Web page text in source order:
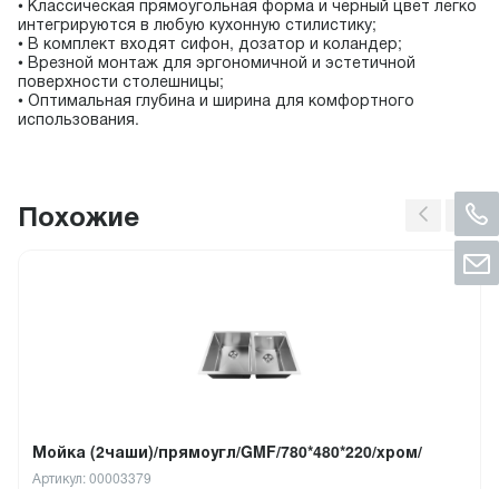
• Классическая прямоугольная форма и черный цвет легко
интегрируются в любую кухонную стилистику;
• В комплект входят сифон, дозатор и коландер;
• Врезной монтаж для эргономичной и эстетичной
поверхности столешницы;
• Оптимальная глубина и ширина для комфортного
использования.
Похожие
Мойка (2чаши)/прямоугл/GMF/780*480*220/хром/
Артикул: 00003379